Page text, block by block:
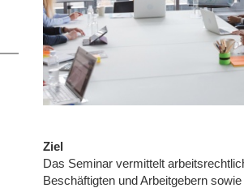
Ziel
Das Seminar vermittelt
Beschäftigten und Arbeitgebern